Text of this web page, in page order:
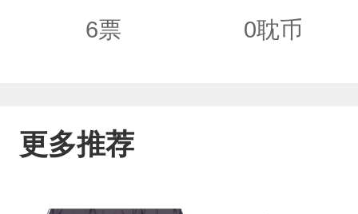
6票 0耽币
更多推荐